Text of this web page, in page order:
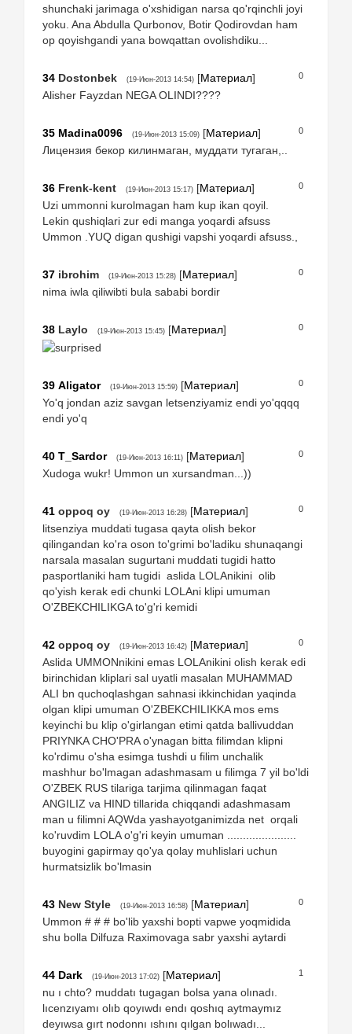
shunchaki jarimaga o'xshidigan narsa qo'rqinchli joyi
yoku. Ana Abdulla Qurbonov, Botir Qodirovdan ham
op qoyishgandi yana bowqattan ovolishdiku...
0
34 Dostonbek (19-Июн-2013 14:54) [Материал]
Alisher Fayzdan NEGA OLINDI????
0
35 Madina0096 (19-Июн-2013 15:09) [Материал]
Лицензия бекор килинмаган, муддати тугаган,..
0
36 Frenk-kent (19-Июн-2013 15:17) [Материал]
Uzi ummonni kurolmagan ham kup ikan qoyil.
Lekin qushiqlari zur edi manga yoqardi afsuss
Ummon .YUQ digan qushigi vapshi yoqardi afsuss.,
0
37 ibrohim (19-Июн-2013 15:28) [Материал]
nima iwla qiliwibti bula sababi bordir
0
38 Laylo (19-Июн-2013 15:45) [Материал]
0
39 Аligator (19-Июн-2013 15:59) [Материал]
Yo'q jondan aziz savgan letsenziyamiz endi yo'qqqq
endi yo'q
0
40 T_Sardor (19-Июн-2013 16:11) [Материал]
Xudoga wukr! Ummon un xursandman...))
0
41 oppoq oy (19-Июн-2013 16:28) [Материал]
litsenziya muddati tugasa qayta olish bekor
qilingandan ko'ra oson to'grimi bo'ladiku shunaqangi
narsala masalan sugurtani muddati tugidi hatto
pasportlaniki ham tugidi aslida LOLAnikini olib
qo'yish kerak edi chunki LOLAni klipi umuman
O'ZBEKCHILIKGA to'g'ri kemidi
0
42 oppoq oy (19-Июн-2013 16:42) [Материал]
Aslida UMMONnikini emas LOLAnikini olish kerak edi
birinchidan kliplari sal uyatli masalan MUHAMMAD
ALI bn quchoqlashgan sahnasi ikkinchidan yaqinda
olgan klipi umuman O'ZBEKCHILIKKA mos ems
keyinchi bu klip o'girlangan etimi qatda ballivuddan
PRIYNKA CHO'PRA o'ynagan bitta filimdan klipni
ko'rdimu o'sha esimga tushdi u filim unchalik
mashhur bo'lmagan adashmasam u filimga 7 yil bo'ldi
O'ZBEK RUS tilariga tarjima qilinmagan faqat
ANGILIZ va HIND tillarida chiqqandi adashmasam
man u filimni AQWda yashayotganimizda net orqali
ko'ruvdim LOLA o'g'ri keyin umuman ......................
buyogini gapirmay qo'ya qolay muhlislari uchun
hurmatsizlik bo'lmasin
0
43 New Style (19-Июн-2013 16:58) [Материал]
Ummon # # # bo'lib yaxshi bopti vapwe yoqmidida
shu bolla Dilfuza Raximovaga sabr yaxshi aytardi
1
44 Dark (19-Июн-2013 17:02) [Материал]
nu ı chto? muddatı tugagan bolsa yana olınadı.
lıcenzıyamı olıb qoyıwdı endı qoshıq aytmaymız
deyıwsa gırt nodonnı ıshını qılgan bolıwadı...